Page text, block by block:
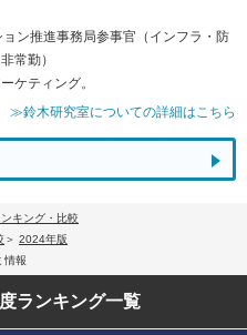
ン推進事務局参事官（インフラ・防
常勤）
ケティング。
≫鈴木研究室についての詳細はこちら
キング・比較
2024年版
情報
ランキング一覧